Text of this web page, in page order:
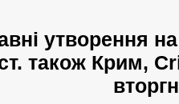
утворення
також Крим,